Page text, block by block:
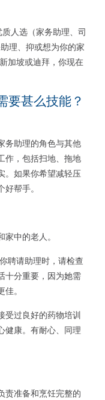
人选（家务助理、司
理、抑或想为你的家
加坡或迪拜，你现在
要甚么技能？
务助理的角色与其他
作，包括扫地、拖地
。如果你希望减轻压
帮手。
中的老人。
聘请助理时，请检查
十分重要，因为她需
。
受过良好的药物培训
健康。有耐心、同理
责准备和烹饪完整的